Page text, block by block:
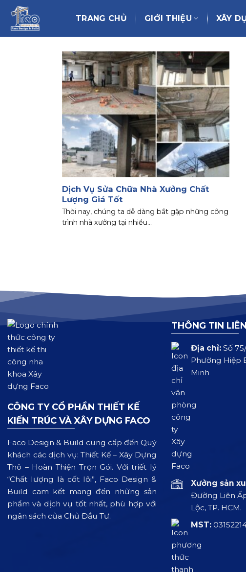
Chuyển
đến
nội
TRANG CHỦ GIỚI THIỆU XÂY
Dịch Vụ Sửa Chữa Nhà Xưởng Chất
Lượng Giá Tốt
Thời nay, chúng ta dễ dàng bắt gặp những công
trình nhà xưởng tại nhiều...
CÔNG TY CỔ PHẦN THIẾT KẾ
KIẾN TRÚC VÀ XÂY DỰNG FACO
Faco Design & Build cung cấp đến Quý
khách các dịch vụ: Thiết Kế – Xây Dựng
Thô – Hoàn Thiện Trọn Gói. Với triết lý
“Chất lượng là cốt lõi”, Faco Design &
Build cam kết mang đến những sản
phẩm và dịch vụ tốt nhất, phù hợp với
ngân sách của Chủ Đầu Tư.
THÔNG TIN
Địa chỉ:Số
Phường Hiệp
Minh
Xưởng sản
Đường Liên
Lộc, TP. HCM.
MST: